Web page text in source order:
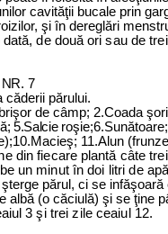
cavităţii bucale prin
şi în dereglări
dată, dedouăori sau de trei
R. 7
căderii părului.
de câmp; 2.Coada
5.Salcie roşie;6.
10.Macieş; 11.Alun
edin fiecare plantă câte trei
beun minut în doi litri deapă
părul, ci se
albă (o căciulă) şi se ţine
aiu 3 şi trei zile ceaiu 12.